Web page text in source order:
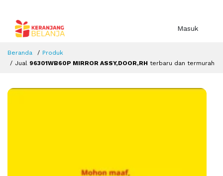
Masuk
Beranda
Produk
Jual 96301WB60P MIRROR ASSY,DOOR,RH terbaru dan termurah